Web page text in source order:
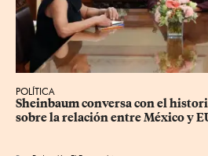
POLÍTICA
Sheinbaum conversa con el
sobre la relación entre México y